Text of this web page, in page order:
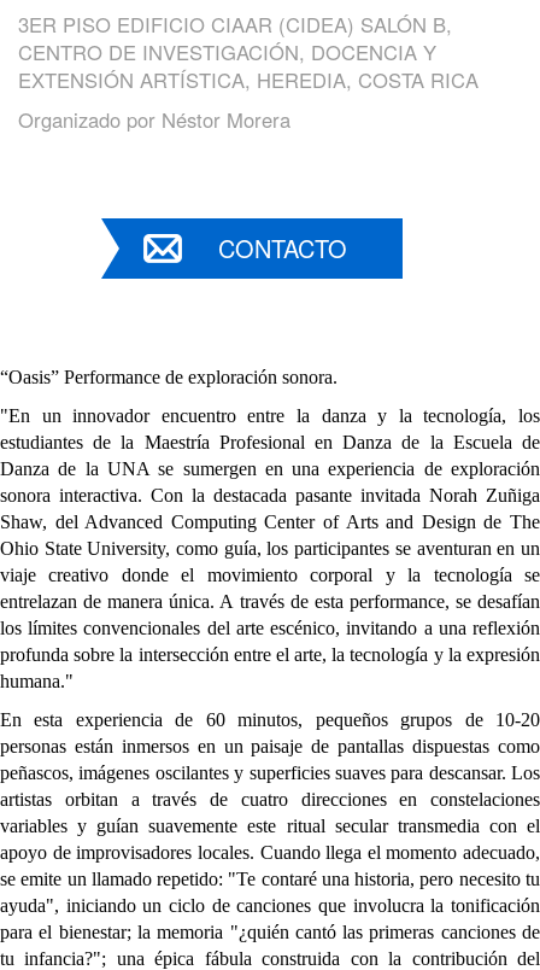
3ER PISO EDIFICIO CIAAR (CIDEA) SALÓN B,
CENTRO DE INVESTIGACIÓN, DOCENCIA Y
EXTENSIÓN ARTÍSTICA, HEREDIA, COSTA RICA
Organizado por Néstor Morera
CONTACTO
“Oasis” Performance de exploración sonora.
"En un innovador encuentro entre la danza y la tecnología, los
estudiantes de la Maestría Profesional en Danza de la Escuela de
Danza de la UNA se sumergen en una experiencia de exploración
sonora interactiva. Con la destacada pasante invitada Norah Zuñiga
Shaw, del Advanced Computing Center of Arts and Design de The
Ohio State University, como guía, los participantes se aventuran en un
viaje creativo donde el movimiento corporal y la tecnología se
entrelazan de manera única. A través de esta performance, se desafían
los límites convencionales del arte escénico, invitando a una reflexión
profunda sobre la intersección entre el arte, la tecnología y la expresión
humana."
En esta experiencia de 60 minutos, pequeños grupos de 10-20
personas están inmersos en un paisaje de pantallas dispuestas como
peñascos, imágenes oscilantes y superficies suaves para descansar. Los
artistas orbitan a través de cuatro direcciones en constelaciones
variables y guían suavemente este ritual secular transmedia con el
apoyo de improvisadores locales. Cuando llega el momento adecuado,
se emite un llamado repetido: "Te contaré una historia, pero necesito tu
ayuda", iniciando un ciclo de canciones que involucra la tonificación
para el bienestar; la memoria "¿quién cantó las primeras canciones de
tu infancia?"; una épica fábula construida con la contribución del